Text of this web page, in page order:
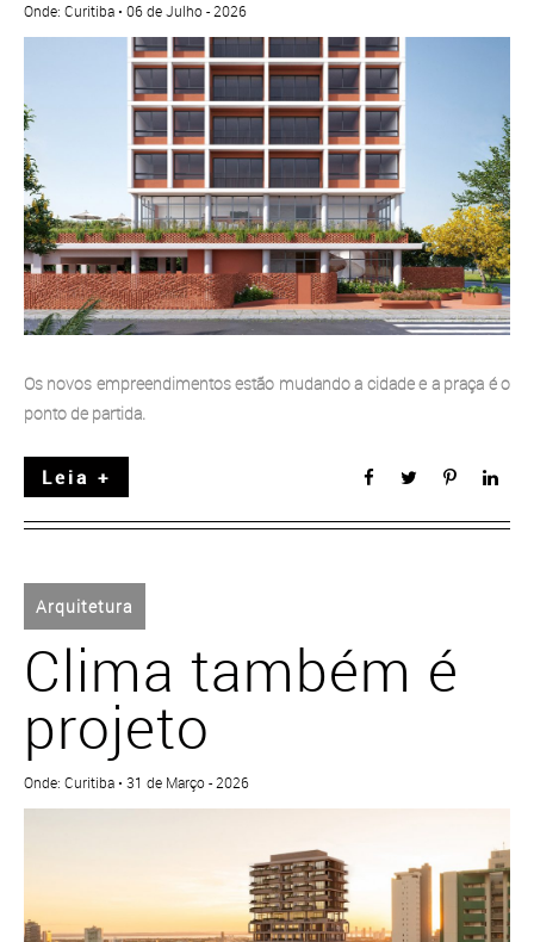
Onde: Curitiba • 06 de Julho - 2026
Os novos empreendimentos estão mudando a cidade e a praça é o
ponto de partida.
Leia +
Arquitetura
Clima também é
projeto
Onde: Curitiba • 31 de Março - 2026